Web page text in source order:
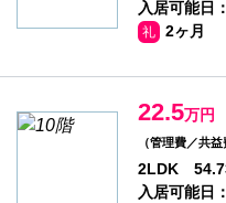
入居可能日
礼 2ヶ月
22.5万円
（管理費／共益
2LDK
入居可能日